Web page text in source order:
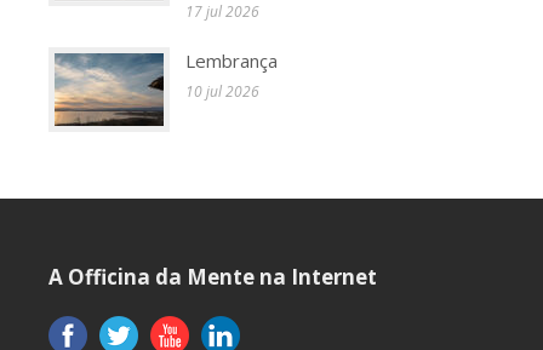
17 jul 2026
Lembrança
10 jul 2026
A Officina da Mente na Internet